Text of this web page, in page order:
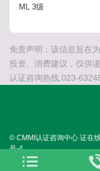
ML 3级
免责声明：该信息旨在
投资、消费建议，仅供
认证咨询热线:023-
© CMMI认证咨询中心 证在
号-4
SITEMAP: